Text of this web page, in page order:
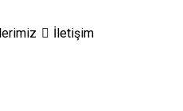
İletişim